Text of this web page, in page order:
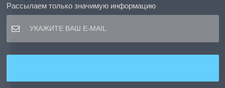
Рассылаем только значимую информацию